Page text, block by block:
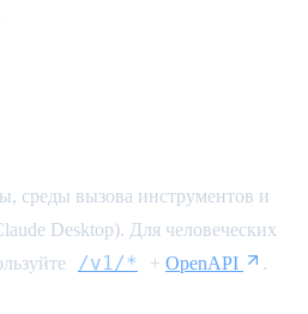
среды вызова инструментов и
Desktop). Для человеческих
/v1/* + OpenAPI .